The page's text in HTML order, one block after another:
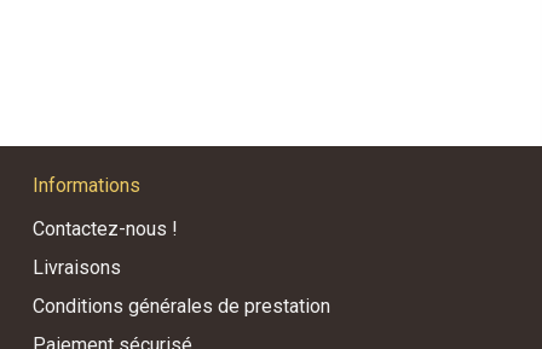
Informations
Contactez-nous !
Livraisons
Conditions générales de prestation